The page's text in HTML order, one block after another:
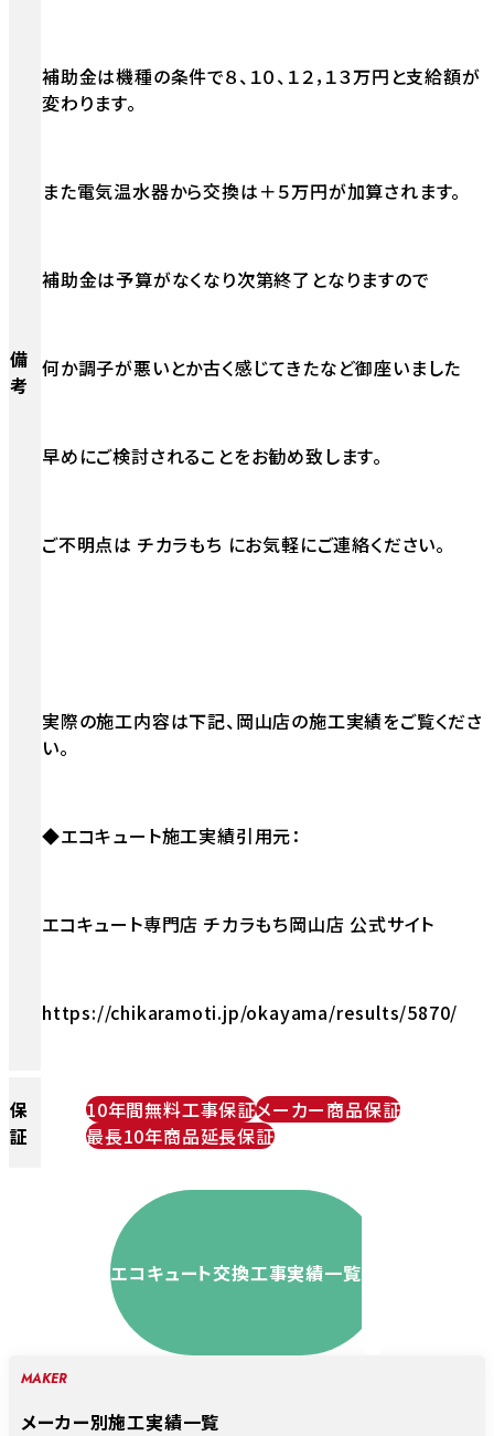
備
考
補助金は機種の条件で８、１０、１２，１３万円と支給額が
変わります。
また電気温水器から交換は＋５万円が加算されます。
補助金は予算がなくなり次第終了となりますので
何か調子が悪いとか古く感じてきたなど御座いました
早めにご検討されることをお勧め致します。
ご不明点は チカラもち にお気軽にご連絡ください。
実際の施工内容は下記、岡山店の施工実績をご覧くださ
い。
◆エコキュート施工実績引用元：
エコキュート専門店 チカラもち岡山店 公式サイト
https://chikaramoti.jp/okayama/results/5870/
保
証
10年間無料工事保証メーカー商品保証
最長10年商品延長保証
エコキュート交換工事実績一覧
MAKER
メーカー別施工実績一覧